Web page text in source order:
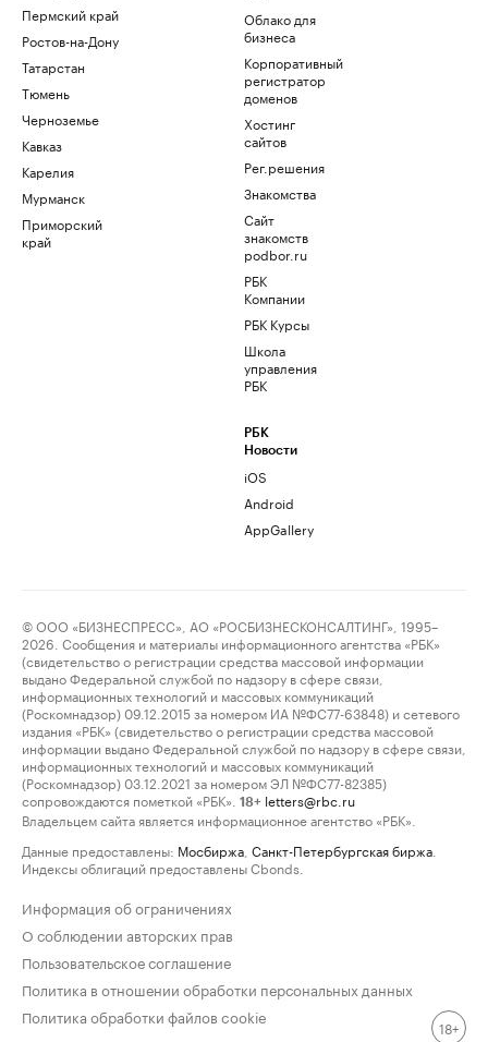
Пермский край
Ростов-на-Дону
Татарстан
Тюмень
Черноземье
Кавказ
Карелия
Мурманск
Приморский
край
Облако для
бизнеса
Корпоративный
регистратор
доменов
Хостинг
сайтов
Рег.решения
Знакомства
Сайт
знакомств
podbor.ru
РБК
Компании
РБК Курсы
Школа
управления
РБК
РБК
Новости
iOS
Android
AppGallery
© ООО «БИЗНЕСПРЕСС», АО «РОСБИЗНЕСКОНСАЛТИНГ», 1995–
2026. Сообщения и материалы информационного агентства «РБК»
(свидетельство о регистрации средства массовой информации
выдано Федеральной службой по надзору в сфере связи,
информационных технологий и массовых коммуникаций
(Роскомнадзор) 09.12.2015 за номером ИА №ФС77-63848) и сетевого
издания «РБК» (свидетельство о регистрации средства массовой
информации выдано Федеральной службой по надзору в сфере связи,
информационных технологий и массовых коммуникаций
(Роскомнадзор) 03.12.2021 за номером ЭЛ №ФС77-82385)
сопровождаются пометкой «РБК».
18+ letters@rbc.ru
Владельцем сайта является информационное агентство «РБК».
Данные предоставлены: Мосбиржа Санкт-Петербургская биржа
Индексы облигаций предоставлены Cbonds.
Информация об ограничениях
О соблюдении авторских прав
Пользовательское соглашение
Политика в отношении обработки персональных данных
Политика обработки файлов cookie
18+